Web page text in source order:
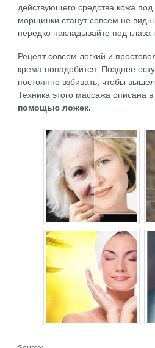
действующего средства кожа
морщинки станут совсем не
нередко накладывайте под глаза
Рецепт совсем легкий и
крема понадобится: Позднее
постоянно взбивать, чтобы
Техника этого массажа описана в
помощью ложек.